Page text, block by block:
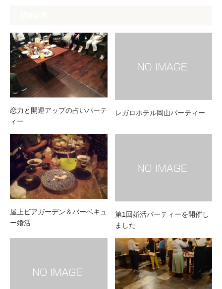
恋力と開運アップの占いパーテ
ィー
レガロホテル岡山パーティー
屋上ビアガーデン＆バーベキュ
ー婚活
第1回婚活パーティーを開催し
ました